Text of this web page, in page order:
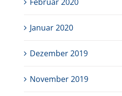
Januar 2020
Dezember 2019
November 2019